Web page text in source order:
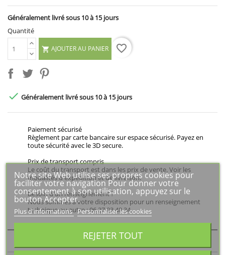
Généralement livré sous 10 à 15 jours
Quantité
 AJOUTER AU PANIER favorite_border
 Généralement livré sous 10 à 15 jours
Paiement sécurisé
Règlement par carte bancaire sur espace sécurisé. Payez en
toute sécurité avec le 3D secure.
Prix de transport compris
Le coût du transport est dans les prix de vente. Voir les
modalités d'expédition et de livraison.
Besoin d'un renseignement ?
Nous sommes à votre disposition pour un renseignement
technique ou autre : 06 27 83 48 34
DESCRIPTION
Notre site Web utilise ses propres cookies pour
faciliter votre navigation Pour donner votre
consentement à son utilisation, appuyez sur le
bouton Accepter.
Plus d'informations Personnaliser les cookies
REJETER TOUT